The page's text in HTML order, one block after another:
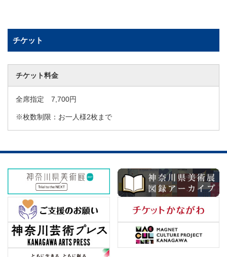
チケット
チケット料金
全席指定 7,700円
※枚数制限：お一人様2枚まで